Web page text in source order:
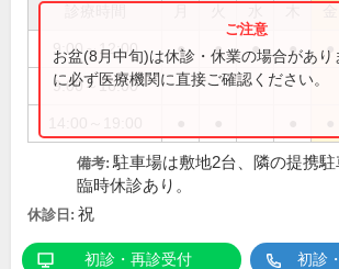
9:00～12:00 ● ● ● ● ●
9:00～16:00
お盆(8月中旬)は休診・休業の場合があり
に必ず医療機関に直接ご確認ください。
備考: 駐車場は敷地2台、隣の提携駐
臨時休診あり。
休診日: 祝
初診・再診受付 初診